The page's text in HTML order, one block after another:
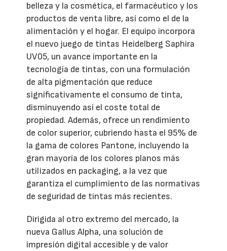
belleza y la cosmética, el farmacéutico y los
productos de venta libre, así como el de la
alimentación y el hogar. El equipo incorpora
el nuevo juego de tintas Heidelberg Saphira
UV05, un avance importante en la
tecnología de tintas, con una formulación
de alta pigmentación que reduce
significativamente el consumo de tinta,
disminuyendo así el coste total de
propiedad. Además, ofrece un rendimiento
de color superior, cubriendo hasta el 95% de
la gama de colores Pantone, incluyendo la
gran mayoría de los colores planos más
utilizados en packaging, a la vez que
garantiza el cumplimiento de las normativas
de seguridad de tintas más recientes.
Dirigida al otro extremo del mercado, la
nueva Gallus Alpha, una solución de
impresión digital accesible y de valor